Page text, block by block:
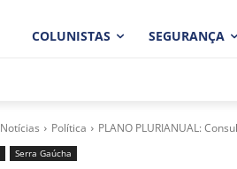
COLUNISTAS SEGURANÇA
Notícias Política PLANO PLURIANUAL:
Serra Gaúcha